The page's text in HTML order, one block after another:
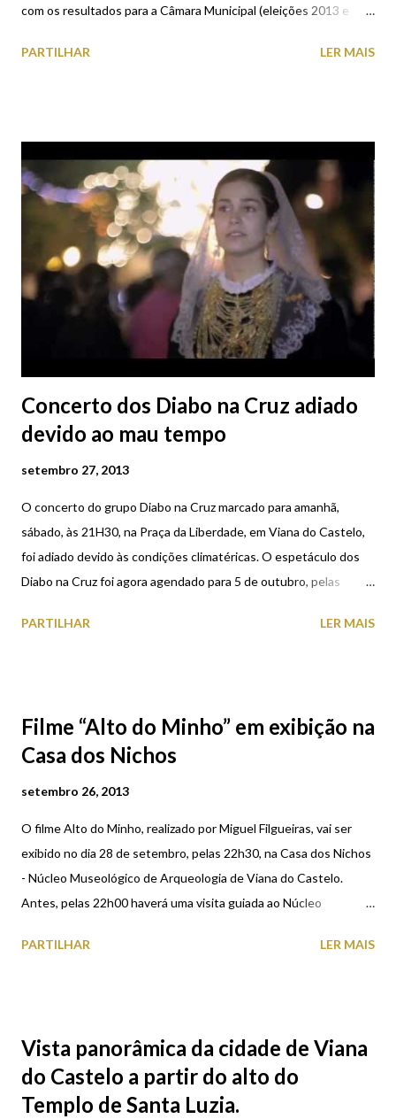
com os resultados para a Câmara Municipal (eleições 2013 e
(eleições 2013 e 2009) Gráfico com os resultados para a
2013
PARTILHAR LER MAIS
Concerto dos Diabo na Cruz adiado
devido ao mau tempo
setembro 27, 2013
O concerto do grupo Diabo na Cruz marcado para amanhã,
sábado, às 21H30, na Praça da Liberdade, em Viana do Castelo,
foi adiado devido às condições climatéricas. O espetáculo dos
Diabo na Cruz foi agora agendado para 5 de outubro, pelas
PARTILHAR
LER MAIS
Filme “Alto do Minho” em exibição na
Casa dos Nichos
setembro 26, 2013
O filme Alto do Minho, realizado por Miguel Filgueiras, vai ser
exibido no dia 28 de setembro, pelas 22h30, na Casa dos Nichos
- Núcleo Museológico de Arqueologia de Viana do Castelo.
Antes, pelas 22h00 haverá uma visita guiada ao Núcleo
Cultura Castreja (Cultura do Noroeste Peninsular da Idade do
Estónia, Croácia, Letónia e Finlândia, será exibido no dia 12 de
outubro em Bilbau e no dia 20 em Nova Iorque. Em Espanha a
projecção está inserida no NAFA Ethnographic Film Festival e
PARTILHAR LER MAIS
Vista panorâmica da cidade de Viana
do Castelo a partir do alto do
Templo de Santa Luzia.